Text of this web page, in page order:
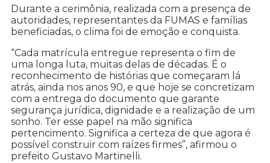
Durante a cerimônia, realizada com a presença de
autoridades, representantes da FUMAS e famílias
beneficiadas, o clima foi de emoção e conquista.
“Cada matrícula entregue representa o fim de
uma longa luta, muitas delas de décadas. É o
reconhecimento de histórias que começaram lá
atrás, ainda nos anos 90, e que hoje se concretizam
com a entrega do documento que garante
segurança jurídica, dignidade e a realização de um
sonho. Ter esse papel na mão significa
pertencimento. Significa a certeza de que agora é
possível construir com raízes firmes”, afirmou o
prefeito Gustavo Martinelli.